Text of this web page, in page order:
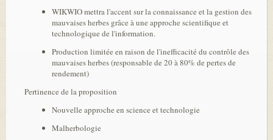
WIKWIO mettra l'accent sur la connaissance et la gestion des
mauvaises herbes grâce à une approche scientifique et
technologique de l'information.
Production limitée en raison de l'inefficacité du contrôle des
mauvaises herbes (responsable de 20 à 80% de pertes de
rendement)
Pertinence de la proposition
Nouvelle approche en science et technologie
Malherbologie